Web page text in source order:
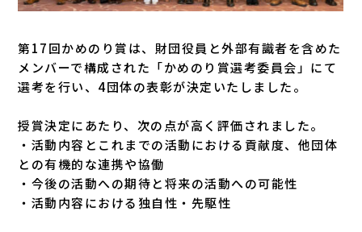
第17回かめのり賞は、財団役員と外部有識者を含めた
メンバーで構成された「かめのり賞選考委員会」にて
選考を行い、4団体の表彰が決定いたしました。
授賞決定にあたり、次の点が高く評価されました。
・活動内容とこれまでの活動における貢献度、他団体
との有機的な連携や協働
・今後の活動への期待と将来の活動への可能性
・活動内容における独自性・先駆性